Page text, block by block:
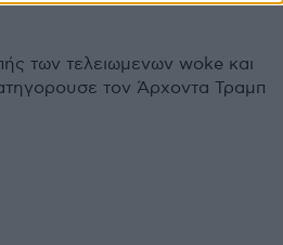
των τελειωμενων woke και
τον Άρχοντα Τραμπ